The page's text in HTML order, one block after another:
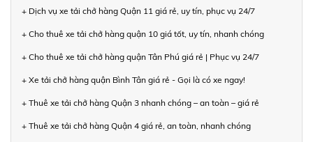
+ Dịch vụ xe tải chở hàng Quận 11 giá rẻ, uy tín, phục vụ 24/7
+ Cho thuê xe tải chở hàng quận 10 giá tốt, uy tín, nhanh chóng
+ Cho thuê xe tải chở hàng quận Tân Phú giá rẻ | Phục vụ 24/7
+ Xe tải chở hàng quận Bình Tân giá rẻ - Gọi là có xe ngay!
+ Thuê xe tải chở hàng Quận 3 nhanh chóng – an toàn – giá rẻ
+ Thuê xe tải chở hàng Quận 4 giá rẻ, an toàn, nhanh chóng